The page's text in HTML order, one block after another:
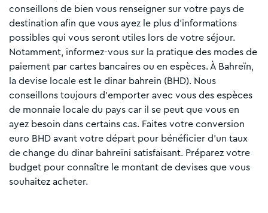
conseillons de bien vous renseigner sur votre pays de
destination afin que vous ayez le plus d’informations
possibles qui vous seront utiles lors de votre séjour.
Notamment, informez-vous sur la pratique des modes de
paiement par cartes bancaires ou en espèces. À Bahreïn,
la devise locale est le dinar bahrein (BHD). Nous
conseillons toujours d’emporter avec vous des espèces
de monnaie locale du pays car il se peut que vous en
ayez besoin dans certains cas. Faites votre conversion
euro BHD avant votre départ pour bénéficier d’un taux
de change du dinar bahreïni satisfaisant. Préparez votre
budget pour connaître le montant de devises que vous
souhaitez acheter.